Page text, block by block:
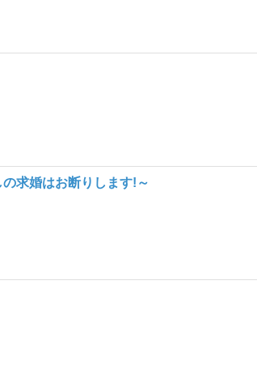
求婚はお断りします!～